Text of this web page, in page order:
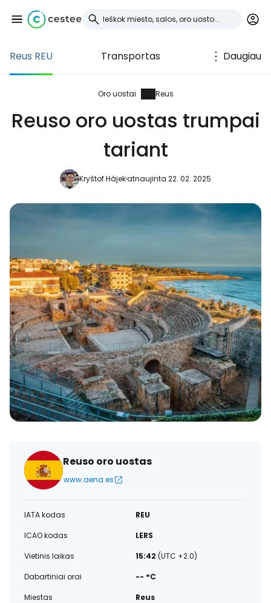
Reus REU Transportas Daugiau
Oro uostai Reus
Reuso oro uostas trumpai
tariant
Kryštof Hájekatnaujinta 22. 02. 2025
Reuso oro uostas
www.aena.es
IATA kodas
REU
ICAO kodas
LERS
Vietinis laikas
15:42 (UTC +2.0)
Dabartiniai orai
-- °C
Miestas
Reus
Prisijunkite prie
Cestee
... pasaulinė kelionių bendruomenė
Tęsti el. paštu